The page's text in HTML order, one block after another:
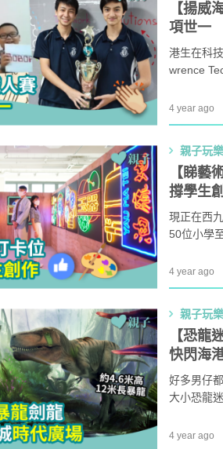
【揚威
項世一
港生在科
wrence
名亞軍及1
4 year ago
親子玩樂
【睇藝
撐學生
現正在西
50位小學
家打卡之
文角度深
4 year ago
親子玩樂
【恐龍
快閃海
好多男仔
大小恐龍
4 year ago